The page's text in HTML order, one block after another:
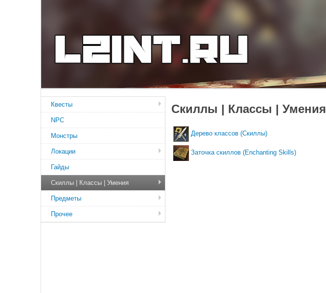
Скиллы | Классы | Умения
Дерево классов (Скиллы)
Заточка скиллов (Enchanting Skills)
Квесты
NPC
Монстры
Локации
Гайды
Скиллы | Классы | Умения
Предметы
Прочее